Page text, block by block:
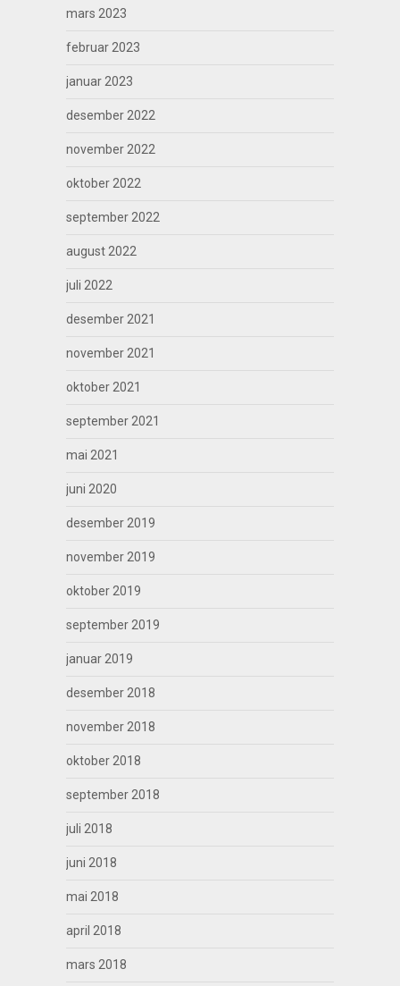
mars 2023
februar 2023
januar 2023
desember 2022
november 2022
oktober 2022
september 2022
august 2022
juli 2022
desember 2021
november 2021
oktober 2021
september 2021
mai 2021
juni 2020
desember 2019
november 2019
oktober 2019
september 2019
januar 2019
desember 2018
november 2018
oktober 2018
september 2018
juli 2018
juni 2018
mai 2018
april 2018
mars 2018